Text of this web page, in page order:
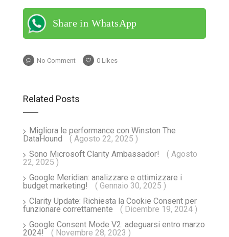
Share in WhatsApp
No Comment 0 Likes
Related Posts
Migliora le performance con Winston The
DataHound
( Agosto 22, 2025 )
Sono Microsoft Clarity Ambassador!
( Agosto
22, 2025 )
Google Meridian: analizzare e ottimizzare i
budget marketing!
( Gennaio 30, 2025 )
Clarity Update: Richiesta la Cookie Consent per
funzionare correttamente
( Dicembre 19, 2024 )
Google Consent Mode V2: adeguarsi entro marzo
2024!
( Novembre 28, 2023 )